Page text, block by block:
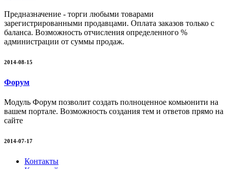
Предназначение - торги любыми товарами
зарегистрированными продавцами. Оплата заказов только с
баланса. Возможность отчисления определенного %
администрации от суммы продаж.
2014-08-15
Форум
Модуль Форум позволит создать полноценное комьюнити на
вашем портале. Возможность создания тем и ответов прямо на
сайте
2014-07-17
Контакты